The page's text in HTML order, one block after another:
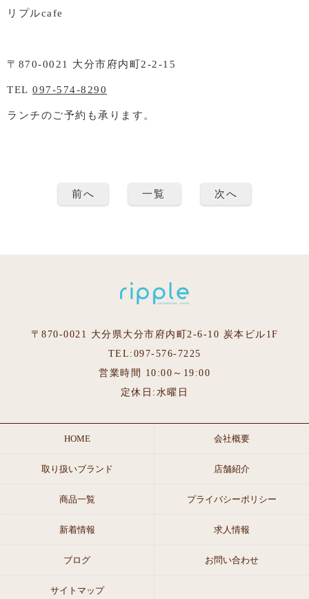
リプルcafe
〒870-0021 大分市府内町2-2-15
TEL 097-574-8290
ランチのご予約も承ります。
前へ 一覧 次へ
〒870-0021 大分県大分市府内町2-6-10 炭本ビル1F
TEL:097-576-7225
営業時間 10:00～19:00
定休日:水曜日
HOME 会社概要
取り扱いブランド 店舗紹介
商品一覧 プライバシーポリシー
新着情報 求人情報
ブログ お問い合わせ
サイトマップ